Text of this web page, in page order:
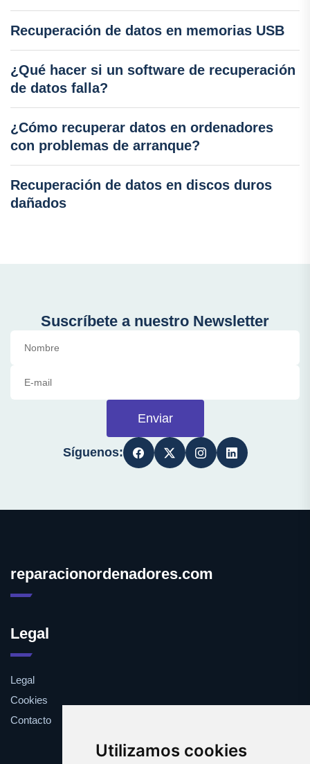
Utilizamos cookies
Recuperación de datos en memorias USB
¿Qué hacer si un software de recuperación
de datos falla?
¿Cómo recuperar datos en ordenadores
con problemas de arranque?
Recuperación de datos en discos duros
dañados
Suscríbete a nuestro Newsletter
Enviar
Síguenos:
reparacionordenadores.com
Legal
Legal
Cookies
Contacto